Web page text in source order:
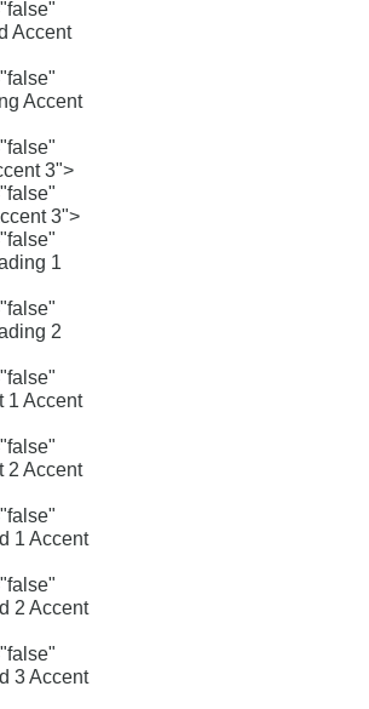
Accent
Accent
3">
3">
1
2
1 Accent
2 Accent
1 Accent
2 Accent
3 Accent